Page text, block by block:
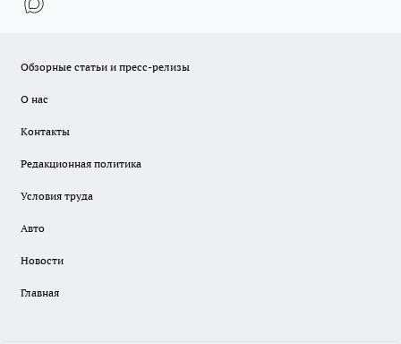
Обзорные статьи и пресс-релизы
О нас
Контакты
Редакционная политика
Условия труда
Авто
Новости
Главная